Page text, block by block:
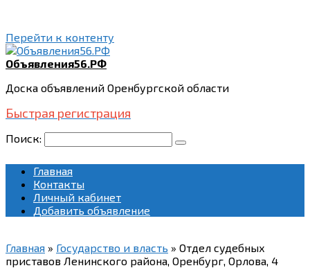
Перейти к контенту
Объявления56.РФ
Доска объявлений Оренбургской области
Быстрая регистрация
Поиск:
Главная
Контакты
Личный кабинет
Добавить объявление
Главная » Государство и власть » Отдел судебных
приставов Ленинского района, Оренбург, Орлова, 4